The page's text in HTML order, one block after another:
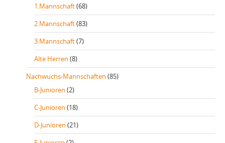
1.Mannschaft(68)
2.Mannschaft(83)
3.Mannschaft(7)
Alte Herren (8)
Nachwuchs-Mannschaften (85)
B-Junioren (2)
C-Junioren (18)
D-Junioren (21)